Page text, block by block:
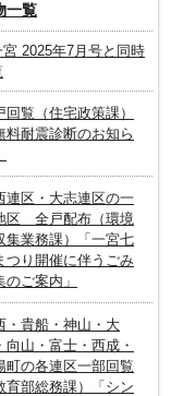
一覧
宮 2025年7月号と同時
回覧（住宅政策課）
料耐震診断のお知ら
連区・大志連区の一
区 全戸配布（環境
集業務課）「一宮七
つり開催に伴うごみ
のご案内」
・貴船・神山・大
向山・富士・西成・
町の各連区一部回覧
育部総務課）「シン